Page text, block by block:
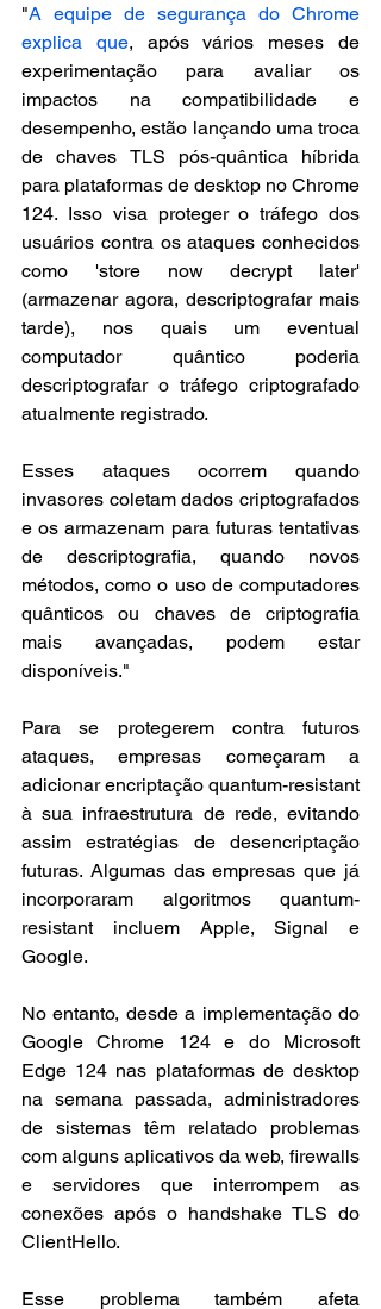
"A equipe de segurança do Chrome
explica que, após vários meses de
experimentação para avaliar os
impactos na compatibilidade e
desempenho, estão lançando uma troca
de chaves TLS pós-quântica híbrida
para plataformas de desktop no Chrome
124. Isso visa proteger o tráfego dos
usuários contra os ataques conhecidos
como 'store now decrypt later'
(armazenar agora, descriptografar mais
tarde), nos quais um eventual
computador quântico poderia
descriptografar o tráfego criptografado
atualmente registrado.
Esses ataques ocorrem quando
invasores coletam dados criptografados
e os armazenam para futuras tentativas
de descriptografia, quando novos
métodos, como o uso de computadores
quânticos ou chaves de criptografia
mais avançadas, podem estar
disponíveis."
Para se protegerem contra futuros
ataques, empresas começaram a
adicionar encriptação quantum-resistant
à sua infraestrutura de rede, evitando
assim estratégias de desencriptação
futuras. Algumas das empresas que já
incorporaram algoritmos quantum-
resistant incluem Apple, Signal e
Google.
No entanto, desde a implementação do
Google Chrome 124 e do Microsoft
Edge 124 nas plataformas de desktop
na semana passada, administradores
de sistemas têm relatado problemas
com alguns aplicativos da web, firewalls
e servidores que interrompem as
conexões após o handshake TLS do
ClientHello.
Esse problema também afeta